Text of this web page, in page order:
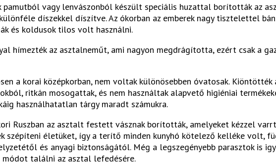
pamutból vagy lenvászonból készült speciális huzattal borították az
díszekkel díszítve. Az ókorban az emberek nagy tisztelettel
és koldusok tilos volt használni.
hímezték az asztalneműt, ami nagyon megdrágította, ezért csak a
a korai középkorban, nem voltak különösebben óvatosak. Kiöntötték
ritkán mosogattak, és nem használtak alapvető higiéniai
használhatatlan tárgy maradt számukra.
Ruszban az asztalt festett vásznak borították, amelyeket kézzel
szépíteni életüket, így a terítő minden kunyhó kötelező kelléke volt,
és anyagi biztonságától. Még a legszegényebb parasztok is
találni az asztal lefedésére.